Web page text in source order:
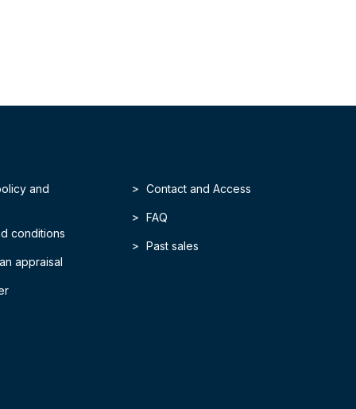
and
conditions
appraisal
Contact and Access
FAQ
Past sales